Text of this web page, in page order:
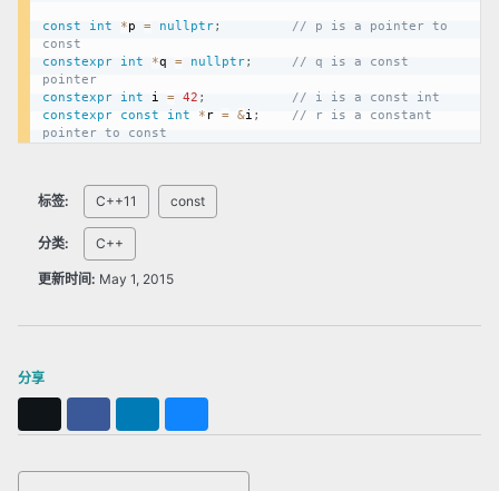
const int *p = nullptr;
// p is a pointer to
const
constexpr
int *q = nullptr;
// q is a const
pointer
constexpr
int i = 42 ;
// i is a const int
constexpr
const int * r = &i ;
// r is a constant
pointer to const
标签: C++11 const
分类: C++
更新时间: May 1, 2015
分享